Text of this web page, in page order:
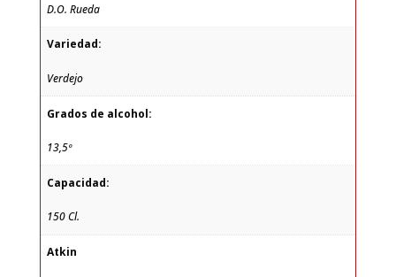
D.O. Rueda
Variedad:
Verdejo
Grados de alcohol:
13,5º
Capacidad:
150 Cl.
Atkin